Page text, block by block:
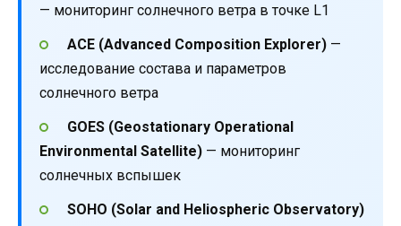
— мониторинг солнечного ветра в точке L1
ACE (Advanced Composition Explorer)—
исследование состава и параметров
солнечного ветра
GOES (Geostationary Operational
Environmental Satellite) — мониторинг
солнечных вспышек
SOHO (Solar and Heliospheric Observatory)